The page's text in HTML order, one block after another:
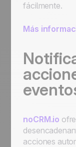
fácilmente.
Más
noCRM.io
acciones